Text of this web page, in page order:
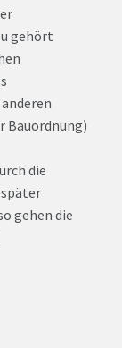
gehört
Bauordnung)
die
gehen die